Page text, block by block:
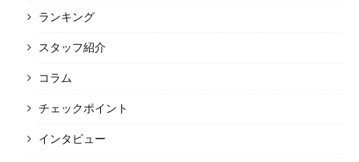
ランキング
スタッフ紹介
コラム
チェックポイント
インタビュー